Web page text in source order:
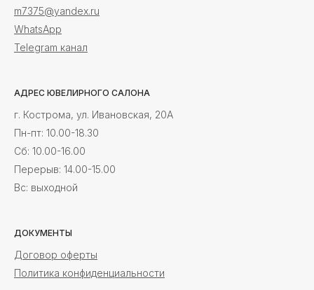
m7375@yandex.ru
WhatsApp
Telegram канал
АДРЕС ЮВЕЛИРНОГО САЛОНА
г. Кострома, ул. Ивановская, 20А
Пн-пт: 10.00-18.30
Cб: 10.00-16.00
Перерыв: 14.00-15.00
Вс: выходной
ДОКУМЕНТЫ
Договор оферты
Политика конфиденциальности